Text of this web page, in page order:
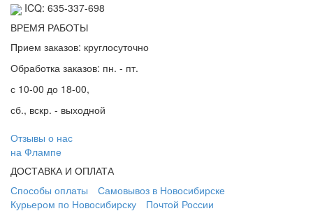
ICQ: 635-337-698
ВРЕМЯ РАБОТЫ
Прием заказов: круглосуточно
Обработка заказов: пн. - пт.
с 10-00 до 18-00,
сб., вскр. - выходной
Отзывы о нас
на Флампе
ДОСТАВКА И ОПЛАТА
Способы оплаты
Самовывоз в Новосибирске
Курьером по Новосибирску
Почтой России